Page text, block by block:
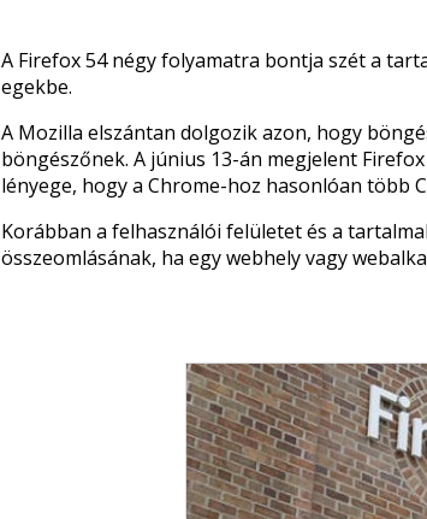
A Firefox 54 négy folyamatra bontja szét a
egekbe.
A Mozilla elszántan dolgozik azon, hogy
böngészőnek. A június 13-án megjelent
lényege, hogy a Chrome-hoz hasonlóan több
Korábban a felhasználói felületet és a
összeomlásának, ha egy webhely vagy